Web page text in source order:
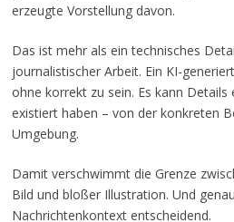
erzeugte Vorstellung davon.
Das ist mehr als ein technisches
journalistischer Arbeit. Ein KI-
ohne korrekt zu sein. Es kann Details
existiert haben – von der konkreten
Umgebung.
Damit verschwimmt die Grenze
Bild und bloßer Illustration. Und
Nachrichtenkontext entscheidend.